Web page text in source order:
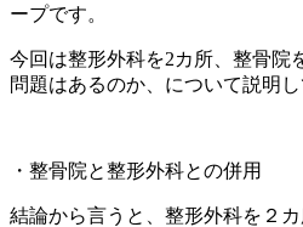
ープです。
今回は整形外科を2カ所、整骨院
問題はあるのか、について説明し
・整骨院と整形外科との併用
結論から言うと、整形外科を２